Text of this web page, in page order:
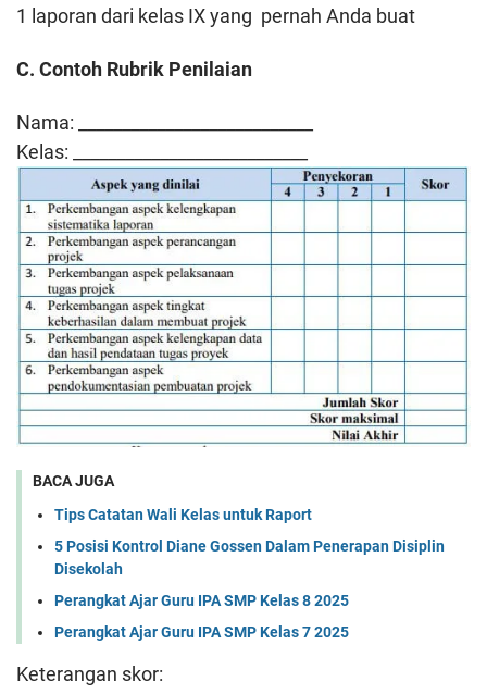
1 laporan dari kelas IX yang pernah Anda buat
C. Contoh Rubrik Penilaian
Nama: ___________________________
Kelas: ___________________________
BACA JUGA
Tips Catatan Wali Kelas untuk Raport
5 Posisi Kontrol Diane Gossen Dalam Penerapan Disiplin
Disekolah
Perangkat Ajar Guru IPA SMP Kelas 8 2025
Perangkat Ajar Guru IPA SMP Kelas 7 2025
Keterangan skor: